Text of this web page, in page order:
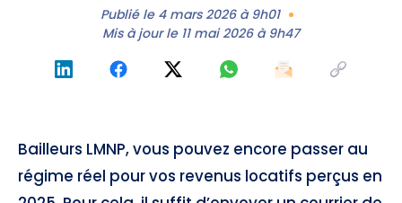
Publié le 4 mars 2026 à 9h01
Mis à jour le 11 mai 2026 à 9h47
Bailleurs LMNP, vous pouvez encore passer au
régime réel pour vos revenus locatifs perçus en